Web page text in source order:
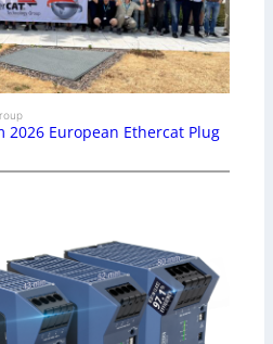
European Ethercat Plug